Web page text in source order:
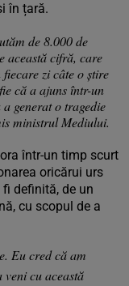
în țară.
de 8.000 de
această cifră, care
zi câte o știre
că a ajuns într-un
generat o tragedie
ministrul Mediului.
într-un timp scurt
oricărui urs
definită, de un
cu scopul de a
Eu cred că am
veni cu această